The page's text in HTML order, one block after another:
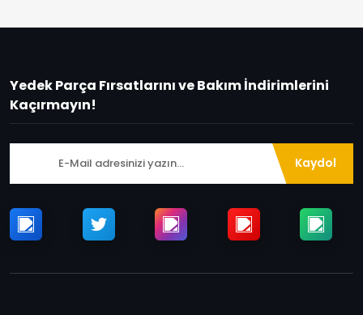
Yedek Parça Fırsatlarını ve Bakım İndirimlerini
Kaçırmayın!
Kaydol